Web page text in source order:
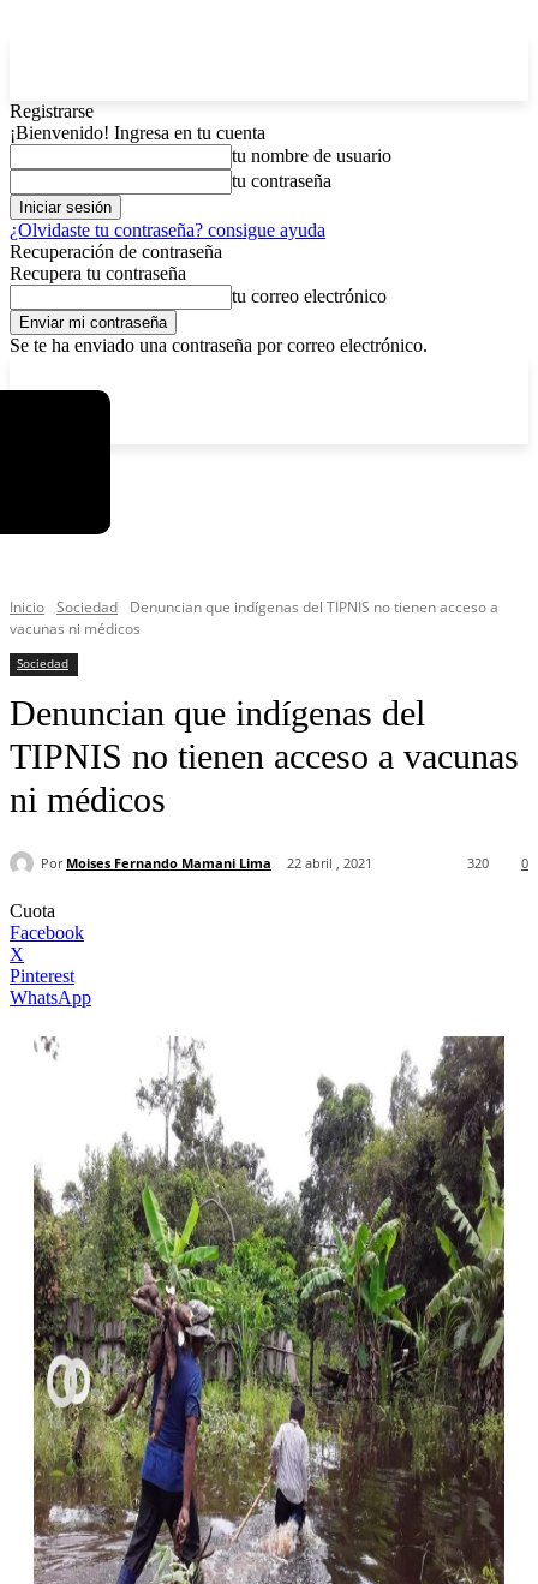
Registrarse
¡Bienvenido! Ingresa en tu cuenta
tu nombre de usuario
tu contraseña
¿Olvidaste tu contraseña? consigue ayuda
Recuperación de contraseña
Recupera tu contraseña
tu correo electrónico
Se te ha enviado una contraseña por correo electrónico.
Inicio Sociedad
Denuncian que indígenas del TIPNIS no tienen acceso a
vacunas ni médicos
Sociedad
Denuncian que indígenas del
TIPNIS no tienen acceso a vacunas
ni médicos
Por Moises Fernando Mamani Lima 22 abril , 2021 0
320
Cuota
Facebook
X
Pinterest
WhatsApp